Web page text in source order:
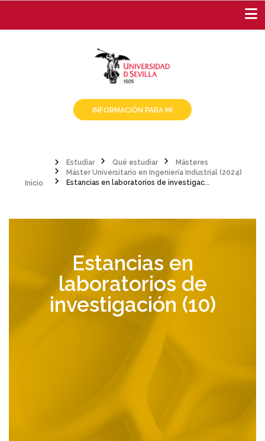
contenido
INFORMACIÓN PARA MÍ
Sobrescribir
de
la
navegación
Estudiar Qué estudiar
Másteres
Máster Universitario en Ingeniería Industrial (2024)
Estancias en laboratorios de investigación (10)
Estancias en
laboratorios de
investigación (10)